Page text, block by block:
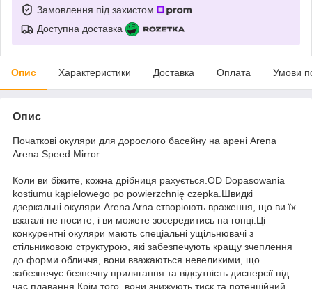
Замовлення під захистом
Доступна доставка
Опис Характеристики Доставка Оплата Умови
Опис
Початкові окуляри для дорослого басейну на арені Arena
Arena Speed Mirror
Коли ви біжите, кожна дрібниця рахується.OD Dopasowania
kostiumu kąpielowego po powierzchnię czepka.Швидкі
дзеркальні окуляри Arena Arna створюють враження, що ви їх
взагалі не носите, і ви можете зосередитись на гонці.Ці
конкурентні окуляри мають спеціальні ущільнювачі з
стільниковою структурою, які забезпечують кращу зчеплення
до форми обличчя, вони вважаються невеликими, що
забезпечує безпечну прилягання та відсутність дисперсії під
час плавання.Крім того, вони знижують тиск та потенційний